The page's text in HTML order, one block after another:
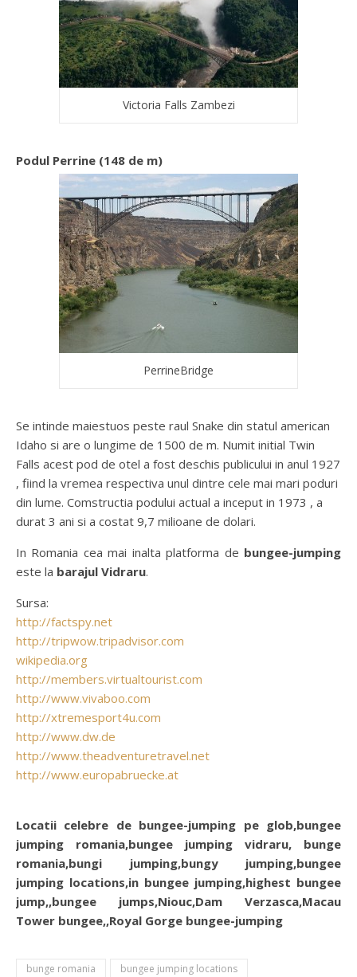
Victoria Falls Zambezi
Podul Perrine (148 de m)
PerrineBridge
Se intinde maiestuos peste raul Snake din statul american
Idaho si are o lungime de 1500 de m. Numit initial Twin
Falls acest pod de otel a fost deschis publicului in anul 1927
, fiind la vremea respectiva unul dintre cele mai mari poduri
din lume. Comstructia podului actual a inceput in 1973 , a
durat 3 ani si a costat 9,7 milioane de dolari.
In Romania cea mai inalta platforma de bungee-jumping
este la barajul Vidraru.
Sursa:
http://factspy.net
http://tripwow.tripadvisor.com
wikipedia.org
http://members.virtualtourist.com
http://www.vivaboo.com
http://xtremesport4u.com
http://www.dw.de
http://www.theadventuretravel.net
http://www.europabruecke.at
Locatii celebre de bungee-jumping pe glob,bungee
jumping romania,bungee jumping vidraru, bunge
romania,bungi jumping,bungy jumping,bungee
jumping locations,in bungee jumping,highest bungee
jump,,bungee jumps,Niouc,Dam Verzasca,Macau
Tower bungee,,Royal Gorge bungee-jumping
bunge romania
bungee jumping locations